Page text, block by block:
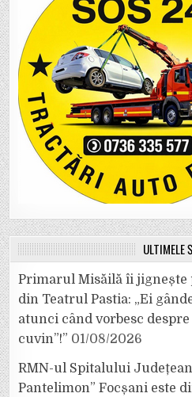
ULTIMELE
Primarul Misăilă îi jignește
din Teatrul Pastia: „Ei
atunci când vorbesc
cuvin”!” 01/08/2026
RMN-ul Spitalului
Pantelimon” Focșani este